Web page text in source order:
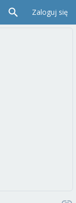
Zaloguj się